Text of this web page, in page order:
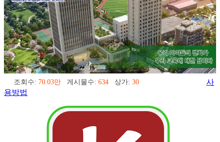
조회수: 70.03만 게시물수: 634 상가: 30
사
용방법